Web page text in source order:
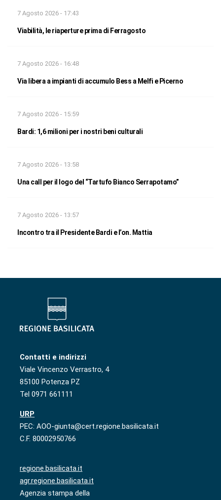
7 Agosto 2026 - 17:43
Viabilità, le riaperture prima di Ferragosto
7 Agosto 2026 - 16:48
Via libera a impianti di accumulo Bess a Melfi e Picerno
7 Agosto 2026 - 15:59
Bardi: 1,6 milioni per i nostri beni culturali
7 Agosto 2026 - 13:58
Una call per il logo del “Tartufo Bianco Serrapotamo”
7 Agosto 2026 - 13:57
Incontro tra il Presidente Bardi e l’on. Mattia
Contatti e indirizzi
Viale Vincenzo Verrastro, 4
85100 Potenza PZ
Tel 0971 661111
URP
PEC: AOO-giunta@cert.regione.basilicata.it
C.F. 80002950766
regione.basilicata.it
agr.regione.basilicata.it
Agenzia stampa della